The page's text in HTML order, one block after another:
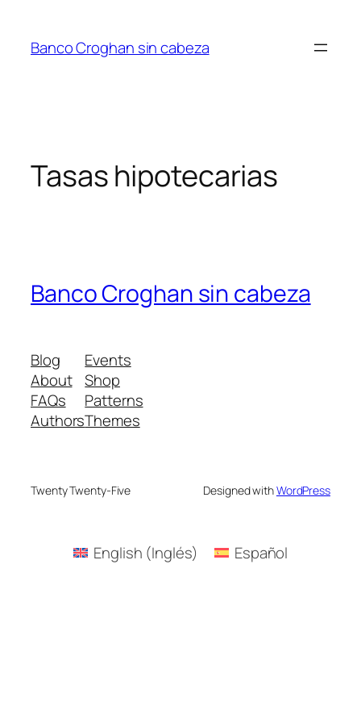
contenido
Banco Croghan sin cabeza
Tasas hipotecarias
Banco Croghan sin cabeza
Blog
About
FAQs
Authors
Events
Shop
Patterns
Themes
Twenty Twenty-Five Designed withWordPress
English (Inglés) Español